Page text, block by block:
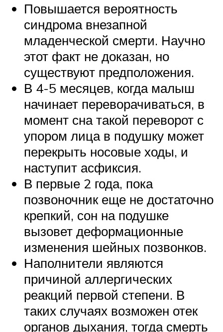
Повышается вероятность
синдрома внезапной
младенческой смерти. Научно
этот факт не доказан, но
существуют предположения.
В 4-5 месяцев, когда малыш
начинает переворачиваться, в
момент сна такой переворот с
упором лица в подушку может
перекрыть носовые ходы, и
наступит асфиксия.
В первые 2 года, пока
позвоночник еще не достаточно
крепкий, сон на подушке
вызовет деформационные
изменения шейных позвонков.
Наполнители являются
причиной аллергических
реакций первой степени. В
таких случаях возможен отек
органов дыхания, тогда смерть